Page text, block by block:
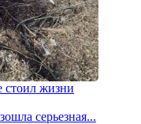
стоил жизни
серьезная...